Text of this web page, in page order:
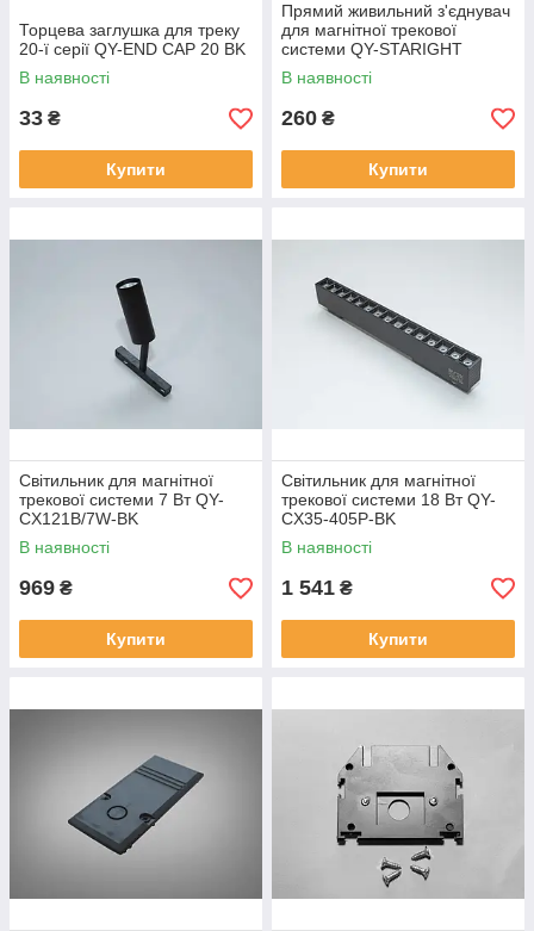
Торцева заглушка для треку
20-ї серії QY-END CAP 20 BK
В наявності
33 ₴
Купити
Прямий живильний з'єднувач
для магнітної трекової
системи QY-STARIGHT
JOINT BK
В наявності
260 ₴
Купити
Світильник для магнітної
трекової системи 7 Вт QY-
CX121B/7W-BK
В наявності
969 ₴
Купити
Світильник для магнітної
трекової системи 18 Вт QY-
CX35-405P-BK
В наявності
1 541 ₴
Купити